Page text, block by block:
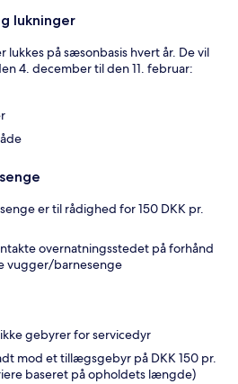
lukninger
lukkes på sæsonbasis hvert år. De vil
4. december til den 11. februar:
er til rådighed for 150 DKK pr.
overnatningsstedet på forhånd
vugger/barnesenge
gebyrer for servicedyr
mod et tillægsgebyr på DKK 150 pr.
baseret på opholdets længde)